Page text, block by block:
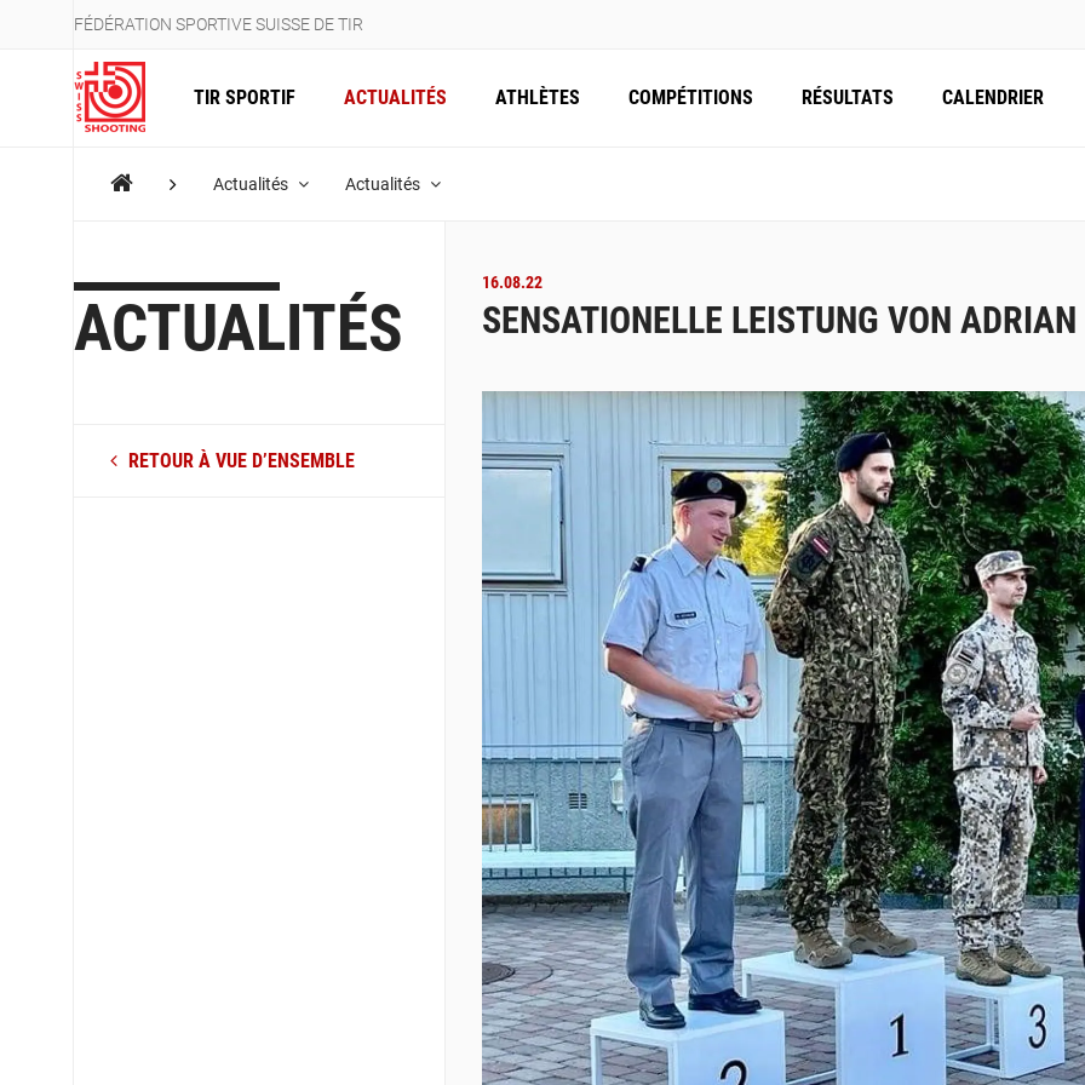
FÉDÉRATION SPORTIVE SUISSE DE TIR
TIR SPORTIF ACTUALITÉS ATHLÈTES COMPÉTITIONS RÉSULTATS CALENDRIER
Actualités Actualités
ACTUALITÉS
RETOUR À VUE D’ENSEMBLE
16.08.22
SENSATIONELLE LEISTUNG VON